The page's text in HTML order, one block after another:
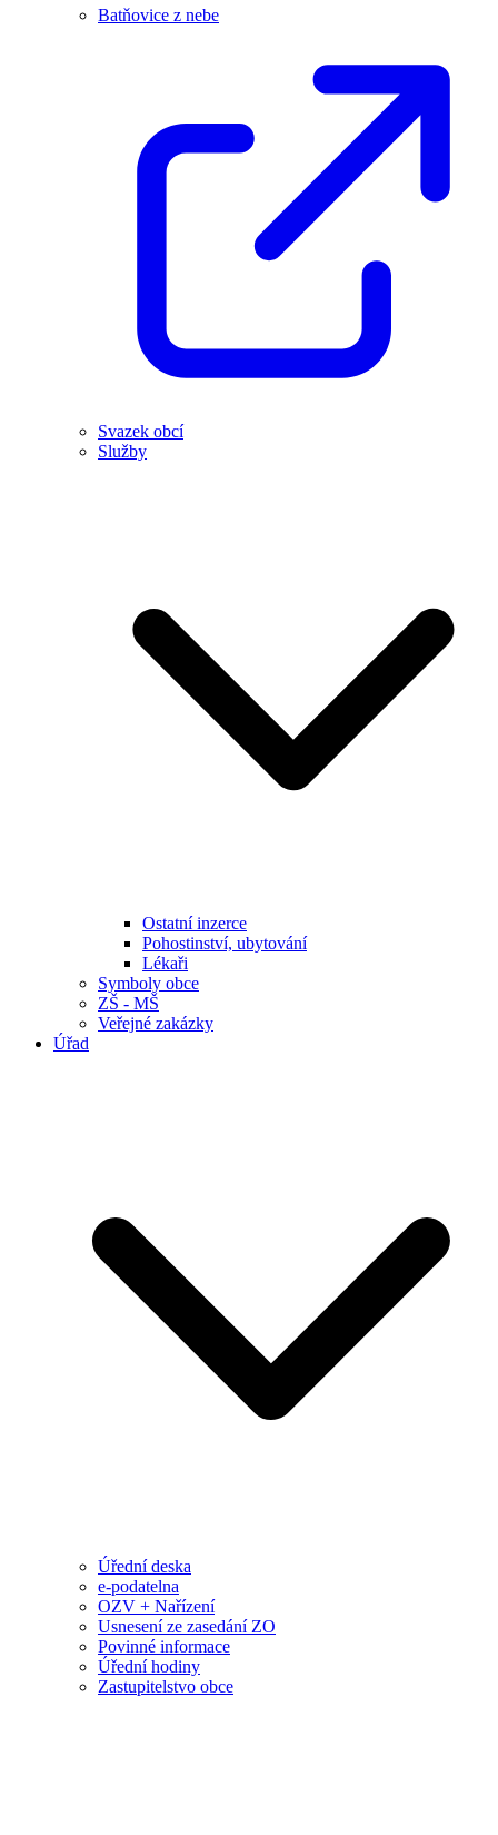
Batňovice z nebe
Svazek obcí
Služby
Ostatní inzerce
Pohostinství, ubytování
Lékaři
Symboly obce
ZŠ - MŠ
Veřejné zakázky
Úřad
Úřední deska
e-podatelna
OZV + Nařízení
Usnesení ze zasedání ZO
Povinné informace
Úřední hodiny
Zastupitelstvo obce